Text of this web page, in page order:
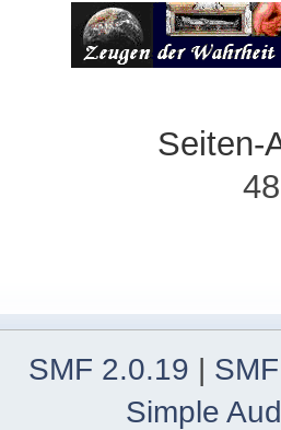
Seiten-
SMF 2.0.19 |
Simple